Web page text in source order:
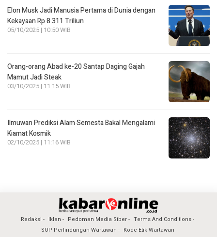
Elon Musk Jadi Manusia Pertama di Dunia dengan
Kekayaan Rp 8.311 Triliun
05/10/2025 | 10:50 WIB
Orang-orang Abad ke-20 Santap Daging Gajah
Mamut Jadi Steak
03/10/2025 | 11:15 WIB
Ilmuwan Prediksi Alam Semesta Bakal Mengalami
Kiamat Kosmik
02/10/2025 | 11:16 WIB
Redaksi Iklan Pedoman Media Siber
Terms And Conditions
SOP Perlindungan Wartawan
Kode Etik Wartawan